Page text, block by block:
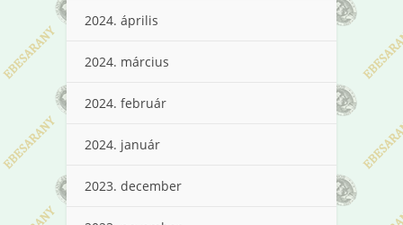
2024. április
2024. március
2024. február
2024. január
2023. december